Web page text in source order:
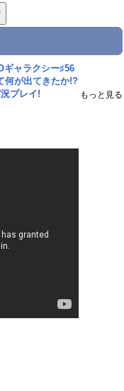
ギャラクシー♯56
何が出てきたか!?
プレイ!
もっと見る